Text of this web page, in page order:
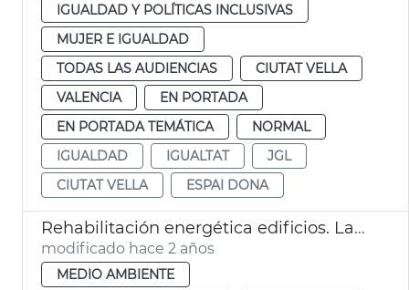
IGUALDAD Y POLÍTICAS INCLUSIVAS
MUJER E IGUALDAD
TODAS LAS AUDIENCIAS
CIUTAT VELLA
VALENCIA
EN PORTADA
EN PORTADA TEMÁTICA
NORMAL
IGUALDAD
IGUALTAT
JGL
CIUTAT VELLA
ESPAI DONA
Rehabilitación energética edificios. Laboratorio Ciutat Vella
modificado hace 2 años
MEDIO AMBIENTE